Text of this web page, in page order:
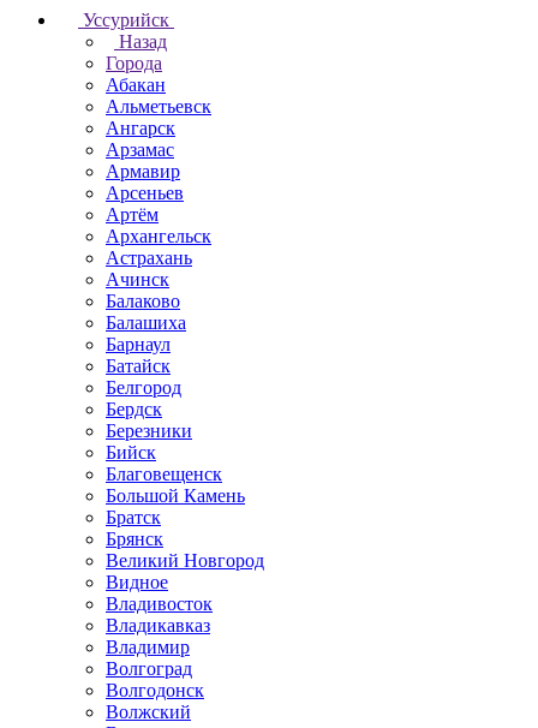
Уссурийск
Назад
Города
Абакан
Альметьевск
Ангарск
Арзамас
Армавир
Арсеньев
Артём
Архангельск
Астрахань
Ачинск
Балаково
Балашиха
Барнаул
Батайск
Белгород
Бердск
Березники
Бийск
Благовещенск
Большой Камень
Братск
Брянск
Великий Новгород
Видное
Владивосток
Владикавказ
Владимир
Волгоград
Волгодонск
Волжский